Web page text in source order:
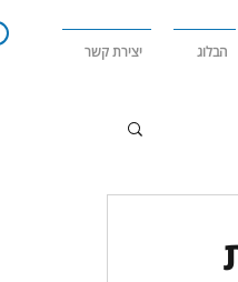
הבלוג יצירת קשר